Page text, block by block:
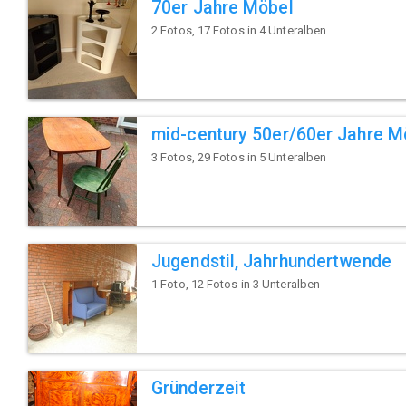
70er Jahre Möbel
2 Fotos, 17 Fotos in 4 Unteralben
mid-century 50er/60er Jahre
3 Fotos, 29 Fotos in 5 Unteralben
Jugendstil, Jahrhundertwende
1 Foto, 12 Fotos in 3 Unteralben
Gründerzeit